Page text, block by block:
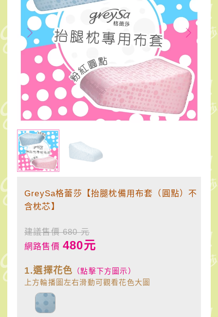
套
（圓
點）
不
含
枕
芯】
GreySa格蕾莎【抬腿枕備用布套（圓點）不
含枕芯】
建議售價 680 元
網路售價 480元
1.選擇花色 （點擊下方圖示）
上方輪播圖左右滑動可觀看花色大圖